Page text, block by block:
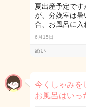
夏出産予定で
が、分娩室は
合、お風呂に
6月15日
めい
今くしゃみを
お風呂はい